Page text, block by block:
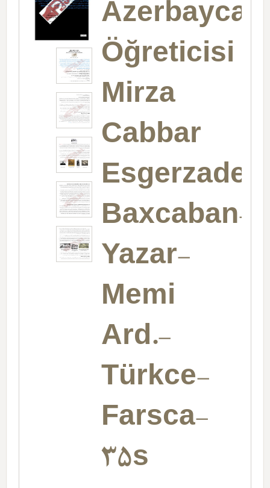
Azerbaycan
Öğreticisi
Mirza
Cabbar
Esgerzade
Baxcaban-
Yazar-
Memi
Ard.-
Türkce-
Farsca-
35s